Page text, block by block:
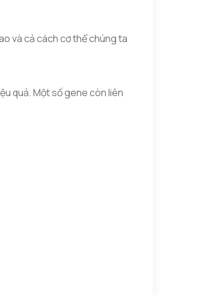
và cả cách cơ thể chúng ta
quả. Một số gene còn liên